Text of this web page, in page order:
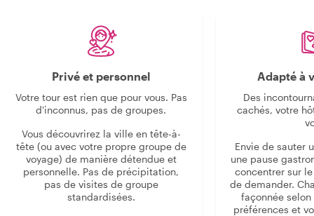
Privé et personnel
Votre tour est rien que pour vous. Pas
d'inconnus, pas de groupes.
Vous découvrirez la ville en tête-à-
tête (ou avec votre propre groupe de
voyage) de manière détendue et
personnelle. Pas de précipitation,
pas de visites de groupe
standardisées.
Adapté à
Des
cachés, votre
Envie de sauter
une pause
concentrer sur
de demander.
façonnée
préférences et